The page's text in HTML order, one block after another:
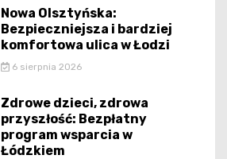
Nowa Olsztyńska:
Bezpieczniejsza i bardziej
komfortowa ulica w Łodzi
6 sierpnia 2026
Zdrowe dzieci, zdrowa
przyszłość: Bezpłatny
program wsparcia w
Łódzkiem